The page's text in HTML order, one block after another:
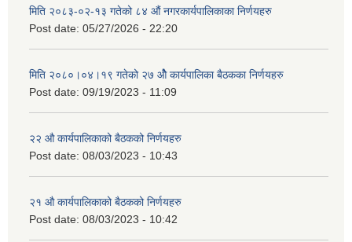
मिति २०८३-०२-१३ गतेको ८४ औं नगरकार्यपालिकाका निर्णयहरु
Post date: 05/27/2026 - 22:20
मिति २०८०।०४।१९ गतेको २७ ‌‍‌ओेै कार्यपालिका बैठकका निर्णयहरु
Post date: 09/19/2023 - 11:09
२‍२ औ कार्यपालिकाको बैठकको निर्णयहरु
Post date: 08/03/2023 - 10:43
२‍१ औ कार्यपालिकाको बैठकको निर्णयहरु
Post date: 08/03/2023 - 10:42